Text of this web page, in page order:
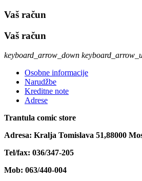
Vaš račun
Vaš račun
keyboard_arrow_down
Osobne informacije
Narudžbe
Kreditne note
Adrese
Trantula comic store
Adresa: Kralja Tomislava 51,88000
Tel/fax: 036/347-205
Mob: 063/440-004